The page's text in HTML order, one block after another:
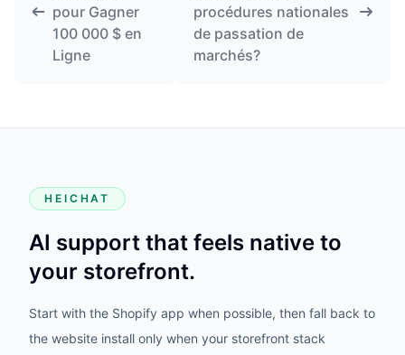
pour Gagner
100 000 $ en
Ligne
procédures nationales
de passation de
marchés?
HEICHAT
AI support that feels native to
your storefront.
Start with the Shopify app when possible, then fall back to
the website install only when your storefront stack